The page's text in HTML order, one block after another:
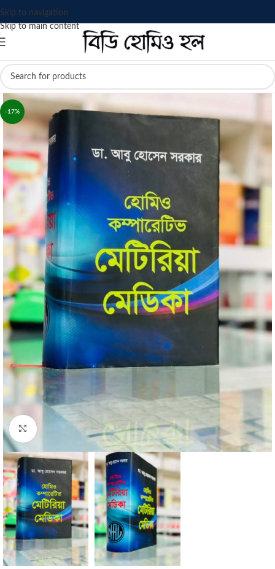
Skip to navigation
Skip to main content
-17%
Click to enlarge